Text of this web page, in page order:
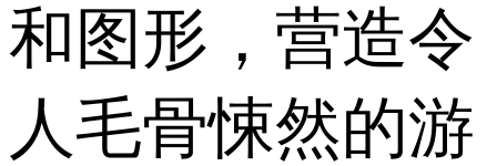
和图形，营造令
人毛骨悚然的游